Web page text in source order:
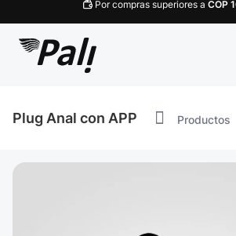
Por compras superiores a COP
Plug Anal con APP Productos